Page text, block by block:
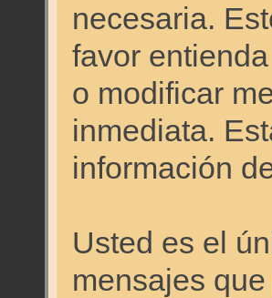
necesaria.
favor
o modificar
inmediata.
información
Usted es el
mensajes